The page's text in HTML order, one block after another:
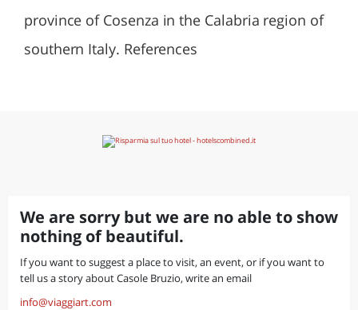
province of Cosenza in the Calabria region of
southern Italy. References
We are sorry but we are no able to show
nothing of beautiful.
If you want to suggest a place to visit, an event, or if you want to
tell us a story about Casole Bruzio, write an email
info@viaggiart.com